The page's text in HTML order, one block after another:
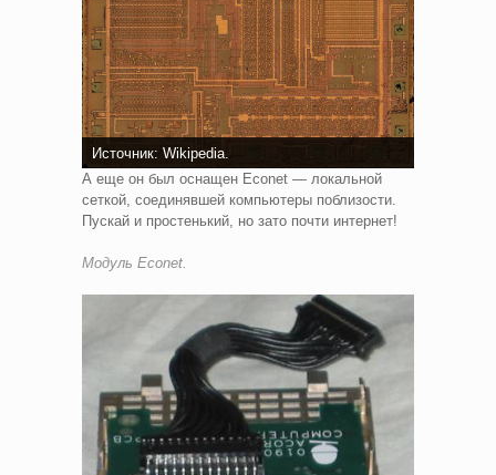
Источник: Wikipedia.
А еще он был оснащен Econet — локальной
сеткой, соединявшей компьютеры поблизости.
Пускай и простенький, но зато почти интернет!
Модуль Econet.